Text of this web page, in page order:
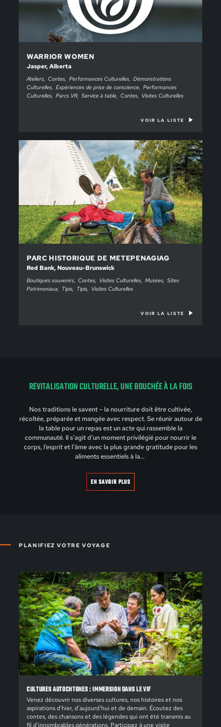
WARRIOR WOMEN
Jasper, Alberta
Ateliers Contes Performances Culturelles Démonstrations
Culturelles Expériences de prise de conscience Performances
Culturelles Parcs VR Service à table Contes Visites Culturelles
VOIR LA LISTE
PARC HISTORIQUE DE METEPENAGIAG
Red Bank, Nouveau-Brunswick
Boutiques souvenirs Contes Visites Culturelles Musées Sites
Patrimoniaux
Tipis Tipis Visites Culturelles
VOIR LA LISTE
REVITALISATION CULTURELLE, UNE BOUCHÉE À LA FOIS
Nos traditions le savent – la nourriture doit être cultivée,
récoltée, préparée et mangée avec respect. Se réunir autour de
la table pour un repas est un acte qui rassemble la
communauté. Il s’agit d’un moment privilégié pour nourrir le
corps, l’esprit et l’âme avec la plus grande gratitude pour les
aliments essentiels à la…
EN SAVOIR PLUS
PLANIFIEZ VOTRE VOYAGE
CULTURES AUTOCHTONES : IMMERSION DANS LE VIF
Venez découvrir nos diverses cultures, nos histoires et nos
aspirations d’hier, d’aujourd’hui et de demain. Écoutez des
contes, des chansons et des légendes qui ont été transmis au
fil d’innombrables générations. Participez à une visite